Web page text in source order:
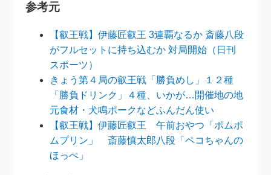
参考元
【叡王戦】伊藤匠叡王 3連覇なるか 斎藤八段
がフルセットに持ち込むか 対局開始（日刊
スポーツ）
きょう第４局の叡王戦「勝負めし」１２種
「勝負ドリンク」４種、いかが…開催地の地
元食材・犬鳴ポークなどふんだん使い
【叡王戦】伊藤匠叡王 午前おやつ「ポムポ
ムプリン」 斎藤慎太郎八段「ペコちゃんの
ほっぺ」